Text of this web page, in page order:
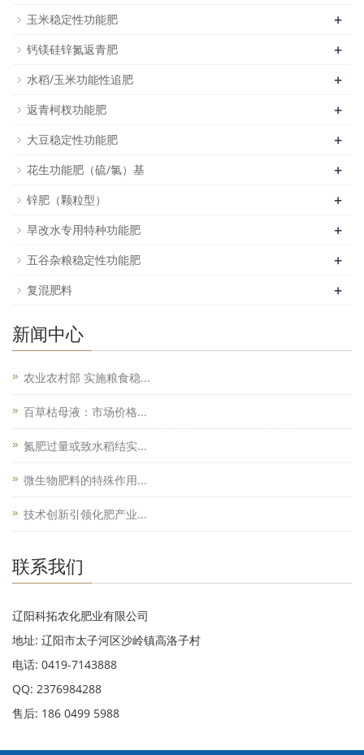
玉米稳定性功能肥 +
钙镁硅锌氮返青肥 +
水稻/玉米功能性追肥 +
返青柯杈功能肥 +
大豆稳定性功能肥 +
花生功能肥（硫/氯）基 +
锌肥（颗粒型） +
旱改水专用特种功能肥 +
五谷杂粮稳定性功能肥 +
复混肥料 +
新闻中心
农业农村部 实施粮食稳...
百草枯母液：市场价格...
氮肥过量或致水稻结实...
微生物肥料的特殊作用...
技术创新引领化肥产业...
联系我们
辽阳科拓农化肥业有限公司
地址: 辽阳市太子河区沙岭镇高洛子村
电话: 0419-7143888
QQ: 2376984288
售后: 186 0499 5988